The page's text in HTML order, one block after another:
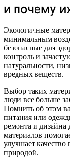
и почему
Экологичные
минимальным
безопасные для
контроль и
натуральности,
вредных веществ.
Выбор таких
люди все больше
Помнить об этом
питания или
ремонта и дизайна
материалов
улучшает
природой.